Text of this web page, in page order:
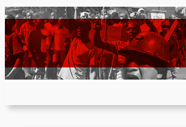
Zum
Inhalt
springen